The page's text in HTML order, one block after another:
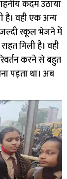
कदम उठाया
है। वही एक अन्य
स्कूल भेजने में
मिली है। वही
करने से बहुत
पड़ता था। अब